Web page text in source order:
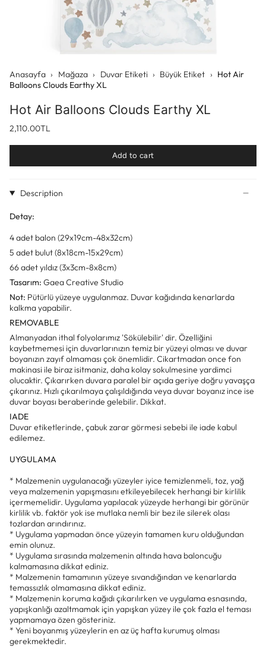
Anasayfa › Mağaza › Duvar Etiketi › Büyük Etiket › Hot Air
Balloons Clouds Earthy XL
Hot Air Balloons Clouds Earthy XL
2,110.00TL
Add to cart
Description
Detay:
4 adet balon (29x19cm-48x32cm)
5 adet bulut (8x18cm-15x29cm)
66 adet yıldız (3x3cm-8x8cm)
Tasarım: Gaea Creative Studio
Not: Pütürlü yüzeye uygulanmaz. Duvar kağıdında kenarlarda
kalkma yapabilir.
REMOVABLE
Almanyadan ithal folyolarımız 'Sökülebilir' dir. Özelliğini
kaybetmemesi için duvarlarınızın temiz bir yüzeyi olması ve duvar
boyanızın zayıf olmaması çok önemlidir. Cikartmadan once fon
makinasi ile biraz isitmaniz, daha kolay sokulmesine yardimci
olucaktir. Çıkarırken duvara paralel bir açıda geriye doğru yavaşça
çıkarınız. Hızlı çıkarılmaya çalışıldığında veya duvar boyanız ince ise
duvar boyası beraberinde gelebilir. Dikkat.
IADE
Duvar etiketlerinde, çabuk zarar görmesi sebebi ile iade kabul
edilemez.
UYGULAMA
* Malzemenin uygulanacağı yüzeyler iyice temizlenmeli, toz, yağ
veya malzemenin yapışmasını etkileyebilecek herhangi bir kirlilik
içermemelidir. Uygulama yapılacak yüzeyde herhangi bir görünür
kirlilik vb. faktör yok ise mutlaka nemli bir bez ile silerek olası
tozlardan arındırınız.
* Uygulama yapmadan önce yüzeyin tamamen kuru olduğundan
emin olunuz.
* Uygulama sırasında malzemenin altında hava baloncuğu
kalmamasına dikkat ediniz.
* Malzemenin tamamının yüzeye sıvandığından ve kenarlarda
temassızlık olmamasına dikkat ediniz.
* Malzemenin koruma kağıdı çıkarılırken ve uygulama esnasında,
yapışkanlığı azaltmamak için yapışkan yüzey ile çok fazla el teması
yapmamaya özen gösteriniz.
* Yeni boyanmış yüzeylerin en az üç hafta kurumuş olması
gerekmektedir.